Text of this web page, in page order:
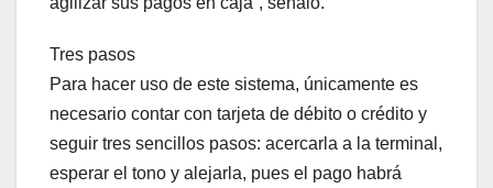
Tres pasos
Para hacer uso de este sistema, únicamente es
necesario contar con tarjeta de débito o crédito y
seguir tres sencillos pasos: acercarla a la terminal,
esperar el tono y alejarla, pues el pago habrá